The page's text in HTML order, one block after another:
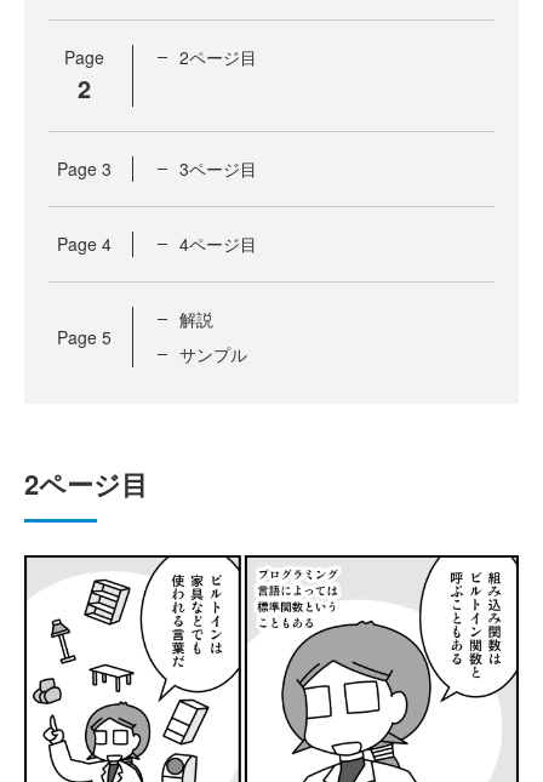
Page
2
2ページ目
Page 3 3ページ目
Page 4 4ページ目
Page 5
解説
サンプル
2ページ目